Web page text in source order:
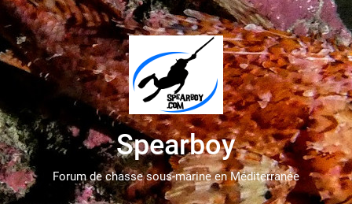
Spearboy
Forum de chasse sous-marine en Méditerranée